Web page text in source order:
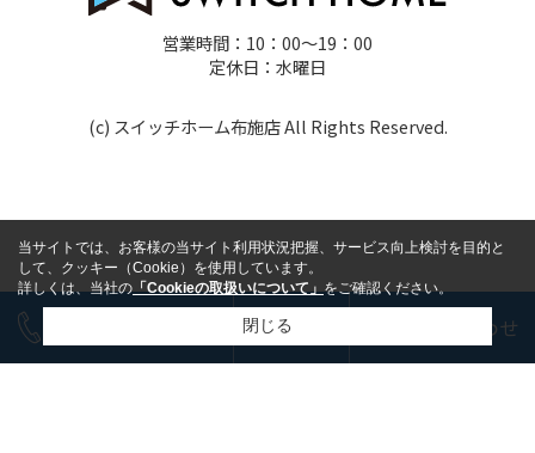
営業時間：10：00～19：00
定休日：水曜日
(c) スイッチホーム布施店 All Rights Reserved.
LINE お問い合わせ
当サイトでは、お客様の当サイト利用状況把握、サービス向上検討を目的と
して、クッキー（Cookie）を使用しています。
詳しくは、当社の「Cookieの取扱いについて」をご確認ください。
閉じる